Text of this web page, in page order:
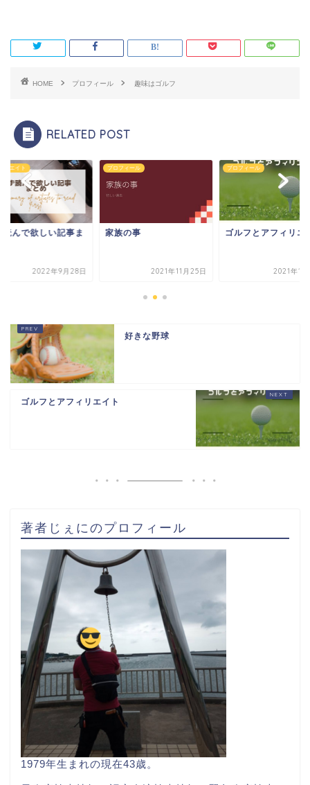
HOME プロフィール 趣味はゴルフ
RELATED POST
リエイト
読んで欲しい記事ま
2022年9月28日
プロフィール
家族の事
2021年11月25日
プロフィール
ゴルフとアフィリエ
2021年12
好きな野球
ゴルフとアフィリエイト
著者じぇにのプロフィール
1979年生まれの現在43歳。